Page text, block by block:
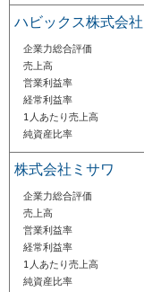
ハビックス株式会社
企業力総合評価
売上高
営業利益率
経常利益率
1人あたり売上高
純資産比率
株式会社ミサワ
企業力総合評価
売上高
営業利益率
経常利益率
1人あたり売上高
純資産比率